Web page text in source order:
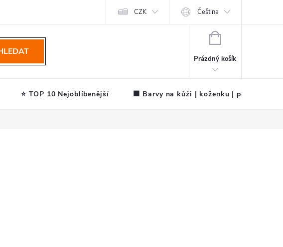
CZK Čeština
NÁKUPNÍ
Prázdný košík
⭐ TOP 10 Nejoblíbenější 🟧 Barvy na kůži | koženku | plátno